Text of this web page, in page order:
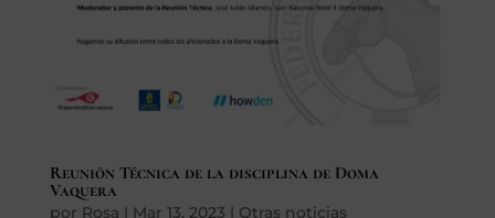
Reunión Técnica de la disciplina de Doma
Vaquera
por Rosa | Mar 13, 2023 | Otras noticias